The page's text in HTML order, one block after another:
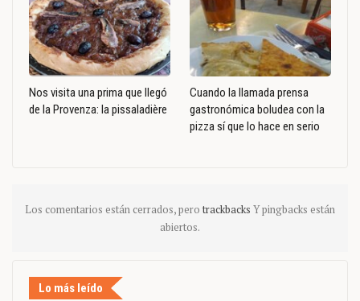
Nos visita una prima que llegó
de la Provenza: la pissaladière
Cuando la llamada prensa
gastronómica boludea con la
pizza sí que lo hace en serio
Los comentarios están cerrados, pero trackbacks Y pingbacks están
abiertos.
Lo más leído